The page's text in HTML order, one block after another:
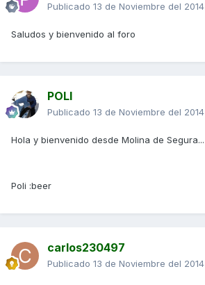
Publicado 13 de Noviembre del 2014
Saludos y bienvenido al foro
POLI
Publicado 13 de Noviembre del 2014
Hola y bienvenido desde Molina de Segura...
Poli :beer
carlos230497
Publicado 13 de Noviembre del 2014